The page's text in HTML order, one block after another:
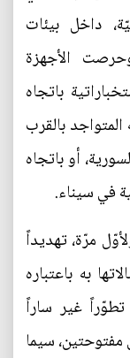
داخل بيئات
الأجهزة
باتجاه
بالقرب
أو باتجاه
في سيناء.
مرّة، تهديداً
به باعتباره
تطوّراً غير ساراً
مفتوحتين، سيما